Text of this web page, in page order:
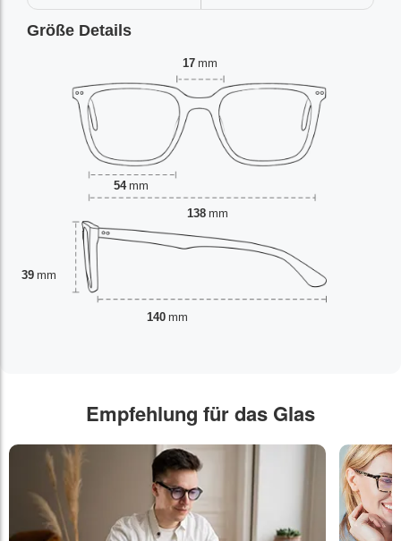
Größe Details
17 mm
54 mm
39 mm
138 mm
140 mm
Empfehlung für das Glas